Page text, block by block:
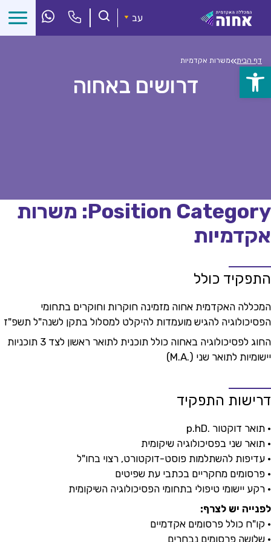
פתח
התוכן
עב
דף הבית»משרות אקדמיות
דרושים באחוה
Position Category: משרות
אקדמיות
התפקיד כולל
המכללה האקדמית אחוה מזמינה חוקרות וחוקרים בתחומי
הפסיכולוגיה להגיש מועמדות להיקלט למסלול בתקן לשנה"ל תשפ"ז
החוג לפסיכולוגיה באחוה כולל תוכנית לתואר ראשון לצד 3 תוכניות
יישומיות לתואר שני (.M.A)
דרישות התפקיד
• תואר דוקטור .p.hD
• תואר שני בפסיכולוגיה שיקומית
• עדיפות להשתלמות פוסט-דוקטורט, רצוי בחו"ל
• פרסומים מחקריים בכתבי עת שפיטים
• רקע יישומי טיפולי בתחומי הפסיכולוגיה השיקומית
לפנייה יש לצרף:
• קו"ח כולל פרסומים אקדמיים
• שלושה פרסומים נבחרים